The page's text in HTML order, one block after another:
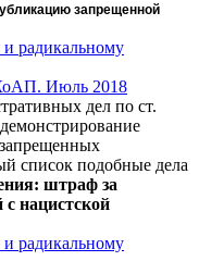
запрещенной
радикальному
Июль 2018
дел по ст.
список подобные дела
штраф за
нацистской
радикальному